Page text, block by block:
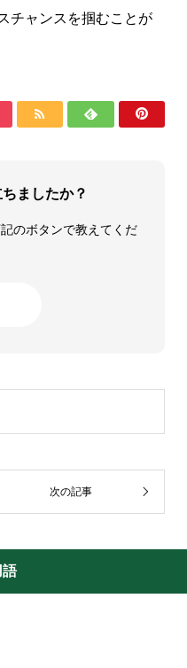
チャンスを掴むことが
  
ましたか？
のボタンで教えてくだ
次の記事
語